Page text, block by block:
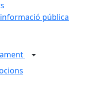
informació pública